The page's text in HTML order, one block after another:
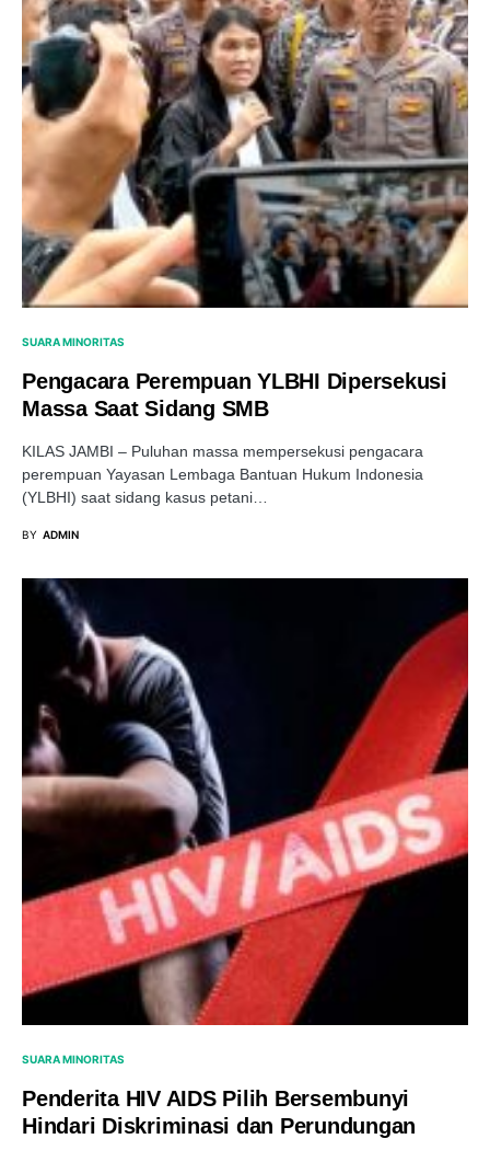
SUARA MINORITAS
Pengacara Perempuan YLBHI Dipersekusi
Massa Saat Sidang SMB
KILAS JAMBI – Puluhan massa mempersekusi pengacara
perempuan Yayasan Lembaga Bantuan Hukum Indonesia
(YLBHI) saat sidang kasus petani…
BY ADMIN
SUARA MINORITAS
Penderita HIV AIDS Pilih Bersembunyi
Hindari Diskriminasi dan Perundungan